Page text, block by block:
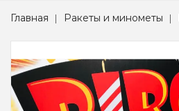
Главная Ракеты и минометы